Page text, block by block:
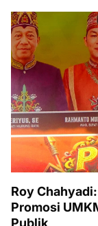
Roy
Promosi
Publik